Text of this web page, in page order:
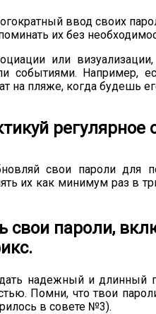
ввод своих
их без
или
событиями. Например,
на пляже, когда будешь
регулярное
свои пароли для
их как минимум раз в
свои пароли,
надежный и длинный
Помни, что твои
в совете №3).